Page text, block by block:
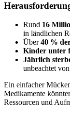
Rund 16
in ländlichen
Über40 %
Kinder unter
Jährlich
unbeachtet
Ein einfacher
Medikamente
Ressourcen und